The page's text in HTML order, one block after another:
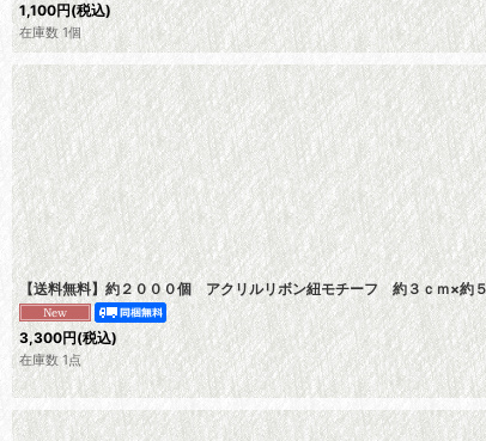
1,100円(税込)
在庫数 1個
【送料無料】約２０００個 アクリルリボン紐モチーフ 約３ｃｍ×約
3,300円(税込)
在庫数 1点